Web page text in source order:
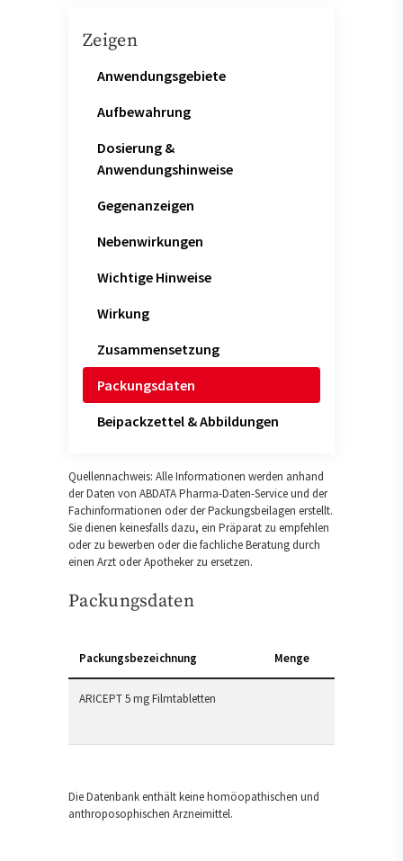
Zeigen
Anwendungsgebiete
Aufbewahrung
Dosierung &
Anwendungshinweise
Gegenanzeigen
Nebenwirkungen
Wichtige Hinweise
Wirkung
Zusammensetzung
Packungsdaten
Beipackzettel & Abbildungen
Quellennachweis: Alle Informationen werden anhand
der Daten von ABDATA Pharma-Daten-Service und der
Fachinformationen oder der Packungsbeilagen erstellt.
Sie dienen keinesfalls dazu, ein Präparat zu empfehlen
oder zu bewerben oder die fachliche Beratung durch
einen Arzt oder Apotheker zu ersetzen.
Packungsdaten
Packungsbezeichnung Menge
ARICEPT 5 mg Filmtabletten
Die Datenbank enthält keine homöopathischen und
anthroposophischen Arzneimittel.